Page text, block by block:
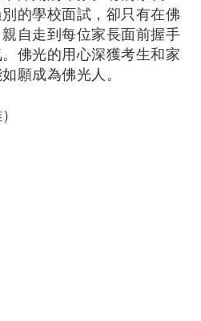
的學校面試，卻只有在佛
自走到每位家長面前握手
佛光的用心深獲考生和家
願成為佛光人。